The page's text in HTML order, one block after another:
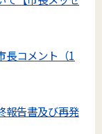
長コメント（1
報告書及び再発